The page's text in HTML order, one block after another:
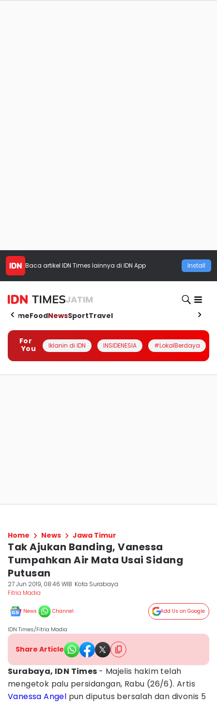
Baca artikel IDN Times lainnya di IDN App Install
JATIM
HomeFoodNewsSportTravel
For
You
Iklanin di IDN INSIDENESIA #LokalBerdaya
Home News Jawa Timur
Tak Ajukan Banding, Vanessa
Tumpahkan Air Mata Usai Sidang
Putusan
27 Jun 2019, 08:46 WIB Kota Surabaya
Fitria Madia
News Channel Add Us on Google
IDN Times/Fitria Madia
Share Article
Surabaya, IDN Times - Majelis hakim telah
mengetok palu persidangan, Rabu (26/6). Artis
Vanessa Angel pun diputus bersalah dan divonis 5